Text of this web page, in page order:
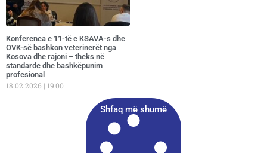
Konferenca e 11-të e KSAVA-s dhe
OVK-së bashkon veterinerët nga
Kosova dhe rajoni – theks në
standarde dhe bashkëpunim
profesional
18.02.2026 19:00
Shfaq më shumë